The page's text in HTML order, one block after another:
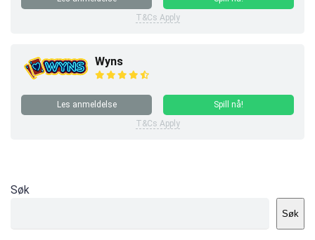
T&Cs Apply
Wyns
Les anmeldelse
Spill nå!
T&Cs Apply
Søk
Søk